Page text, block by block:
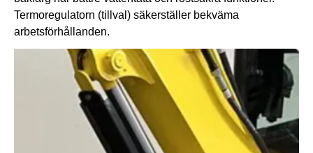
Termoregulatorn (tillval) säkerställer bekväma
arbetsförhållanden.